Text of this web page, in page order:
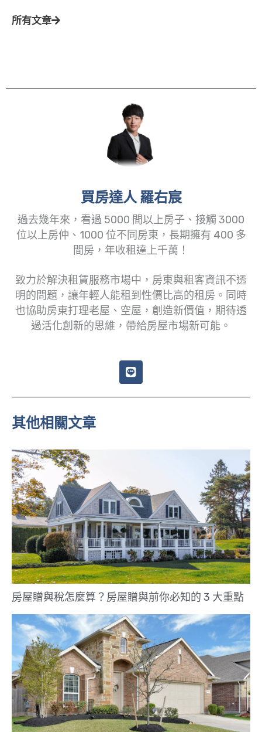
所有文章
買房達人 羅右宸
過去幾年來，看過 5000 間以上房子、接觸 3000
位以上房仲、1000 位不同房東，長期擁有 400 多
間房，年收租達上千萬！
致力於解決租賃服務市場中，房東與租客資訊不透
明的問題，讓年輕人能租到性價比高的租房。同時
也協助房東打理老屋、空屋，創造新價值，期待透
過活化創新的思維，帶給房屋市場新可能。
L
i
e
其他相關文章
房屋贈與稅怎麼算？房屋贈與前你必知的 3 大重點